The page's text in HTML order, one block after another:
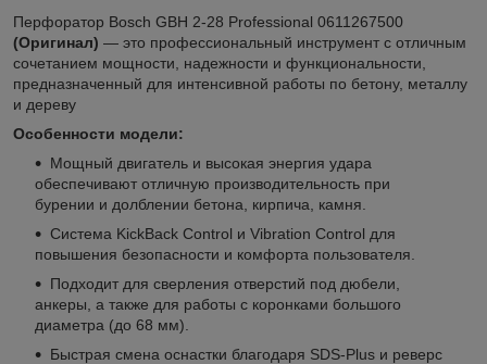
Перфоратор Bosch GBH 2-28 Professional 0611267500
(Оригинал) — это профессиональный инструмент с отличным
сочетанием мощности, надежности и функциональности,
предназначенный для интенсивной работы по бетону, металлу
и дереву
Особенности модели:
Мощный двигатель и высокая энергия удара
обеспечивают отличную производительность при
бурении и долблении бетона, кирпича, камня.
Система KickBack Control и Vibration Control для
повышения безопасности и комфорта пользователя.
Подходит для сверления отверстий под дюбели,
анкеры, а также для работы с коронками большого
диаметра (до 68 мм).
Быстрая смена оснастки благодаря SDS-Plus и реверс